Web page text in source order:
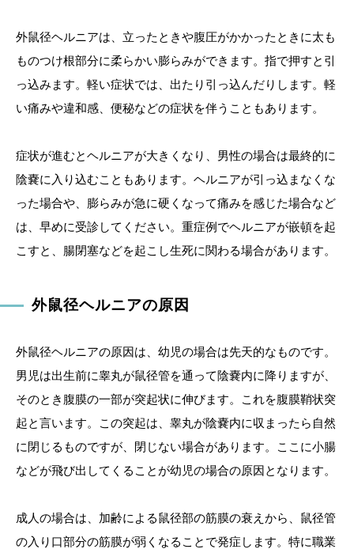
外鼠径ヘルニアは、立ったときや腹圧がかかったときに太も
ものつけ根部分に柔らかい膨らみができます。指で押すと引
っ込みます。軽い症状では、出たり引っ込んだりします。軽
い痛みや違和感、便秘などの症状を伴うこともあります。
症状が進むとヘルニアが大きくなり、男性の場合は最終的に
陰嚢に入り込むこともあります。ヘルニアが引っ込まなくな
った場合や、膨らみが急に硬くなって痛みを感じた場合など
は、早めに受診してください。重症例でヘルニアが嵌頓を起
こすと、腸閉塞などを起こし生死に関わる場合があります。
外鼠径ヘルニアの原因
外鼠径ヘルニアの原因は、幼児の場合は先天的なものです。
男児は出生前に睾丸が鼠径管を通って陰嚢内に降りますが、
そのとき腹膜の一部が突起状に伸びます。これを腹膜鞘状突
起と言います。この突起は、睾丸が陰嚢内に収まったら自然
に閉じるものですが、閉じない場合があります。ここに小腸
などが飛び出してくることが幼児の場合の原因となります。
成人の場合は、加齢による鼠径部の筋膜の衰えから、鼠径管
の入り口部分の筋膜が弱くなることで発症します。特に職業